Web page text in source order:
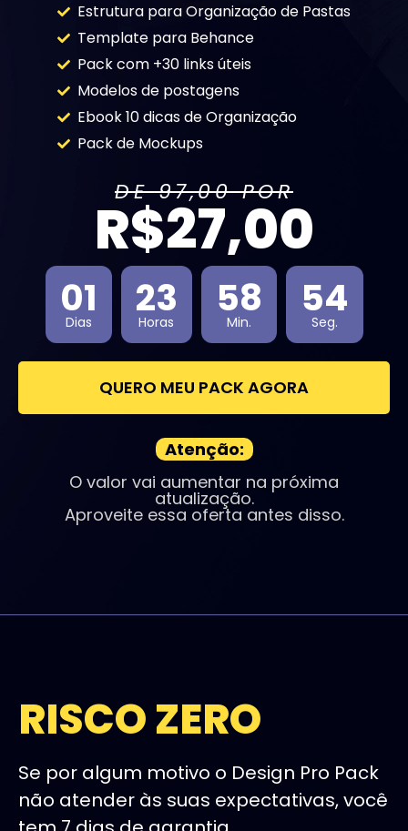
Estrutura para Organização de Pastas
Template para Behance
Pack com +30 links úteis
Modelos de postagens
Ebook 10 dicas de Organização
Pack de Mockups
DE 97,00 POR
R$27,00
01
Dias 23
Horas 58
Min. 53
Seg.
QUERO MEU PACK AGORA
Atenção:
O valor vai aumentar na próxima
atualização.
Aproveite essa oferta antes disso.
RISCO ZERO
Se por algum motivo o Design Pro Pack
não atender às suas expectativas, você